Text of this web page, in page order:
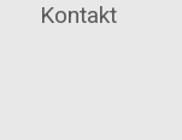
Kontakt